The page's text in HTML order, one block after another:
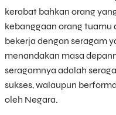
kerabat bahkan orang
kebanggaan orang tuamu
bekerja dengan seragam
menandakan masa
seragamnya adalah
sukses, walaupun
oleh Negara.